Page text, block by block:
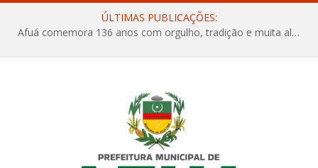
ÚLTIMAS PUBLICAÇÕES:
Afuá comemora 136 anos com orgulho, tradição e muita alegria na Quadra Dr. Nelson Salomão